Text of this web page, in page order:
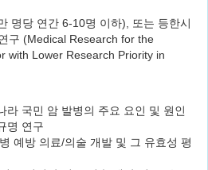
명당 연간 6-10명 이하), 또는 등한시
구 (Medical Research for the
with Lower Research Priority in
라 국민 암 발병의 주요 요인 및 원인
명 연구
예방 의료/의술 개발 및 그 유효성 평